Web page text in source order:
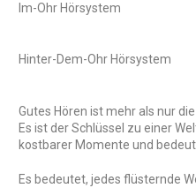
Im-Ohr Hörsystem
Hinter-Dem-Ohr Hörsystem
Gutes Hören ist mehr als nur
Es ist der Schlüssel zu einer
kostbarer Momente und
Es bedeutet, jedes flüsternde